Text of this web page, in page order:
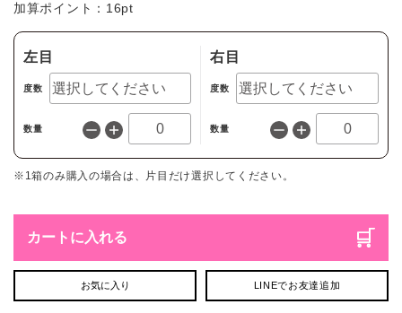
加算ポイント： 16pt
左目
度数
数量
右目
度数
数量
※1箱のみ購入の場合は、片目だけ選択してください。
カートに入れる
お気に入り LINEでお友達追加